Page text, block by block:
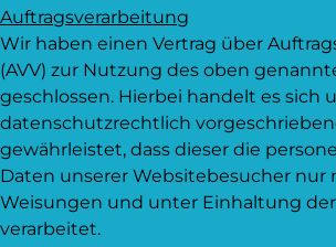
Auftragsverarbeitung
Wir haben einen Vertrag über
(AVV) zur Nutzung des oben
geschlossen. Hierbei handelt es sich
datenschutzrechtlich
gewährleistet, dass dieser die
Daten unserer Websitebesucher nur
Weisungen und unter Einhaltung der
verarbeitet.